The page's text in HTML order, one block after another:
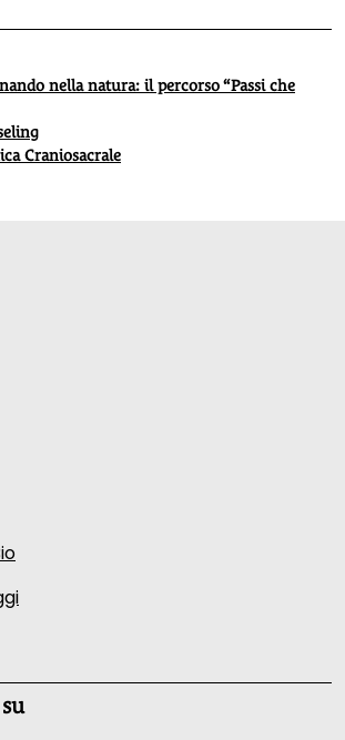
nella natura: il percorso “Passi che
Craniosacrale